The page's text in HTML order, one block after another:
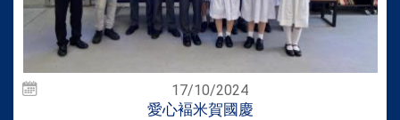
17/10/2024
愛心褔米賀國慶